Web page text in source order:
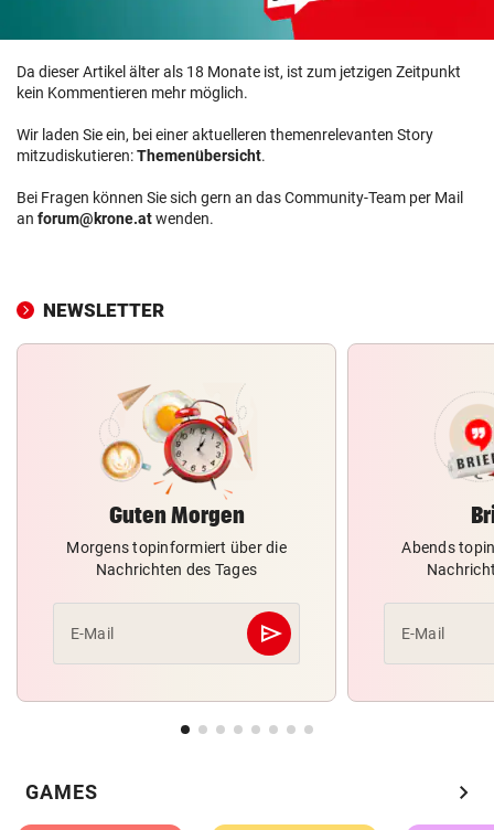
Da dieser Artikel älter als 18 Monate ist, ist zum jetzigen Zeitpunkt
kein Kommentieren mehr möglich.
Wir laden Sie ein, bei einer aktuelleren themenrelevanten Story
mitzudiskutieren:Themenübersicht.
Bei Fragen können Sie sich gern an das Community-Team per Mail
an forum@krone.atwenden.
NEWSLETTER
Guten Morgen
Morgens topinformiert über die
Nachrichten des Tages
E-Mail send
Abschicken
Abends
E-Mail
GAMES chevron_right